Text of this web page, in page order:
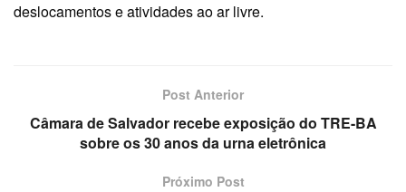
deslocamentos e atividades ao ar livre.
Post Anterior
Câmara de Salvador recebe exposição do TRE-BA
sobre os 30 anos da urna eletrônica
Próximo Post